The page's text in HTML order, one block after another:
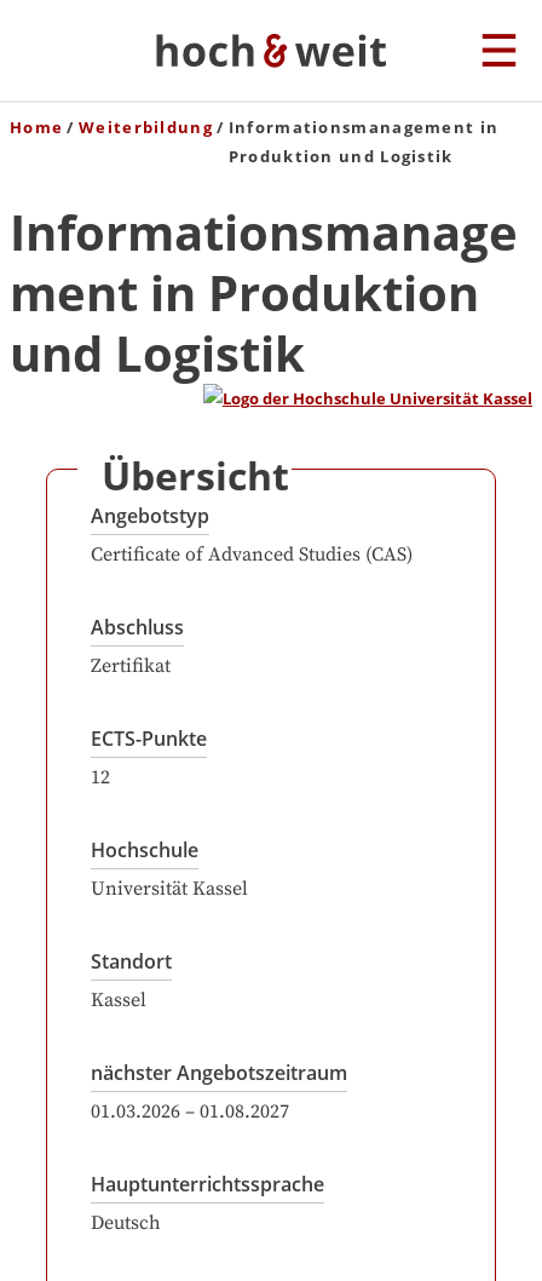
Home Weiterbildung
Informationsmanagement in
Produktion und Logistik
Informationsmanage
ment in Produktion
und Logistik
Übersicht
Angebotstyp
Certificate of Advanced Studies (CAS)
Abschluss
Zertifikat
ECTS-Punkte
12
Hochschule
Universität Kassel
Standort
Kassel
nächster Angebotszeitraum
01.03.2026 – 01.08.2027
Hauptunterrichtssprache
Deutsch